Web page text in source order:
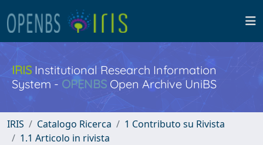
IRISInstitutional Research Information
System - OPENBS Open Archive UniBS
IRIS Catalogo Ricerca
1 Contributo su Rivista
1.1 Articolo in rivista